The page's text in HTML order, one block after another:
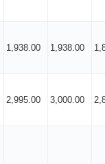
1,938.00 1,938.00
2,995.00 3,000.00